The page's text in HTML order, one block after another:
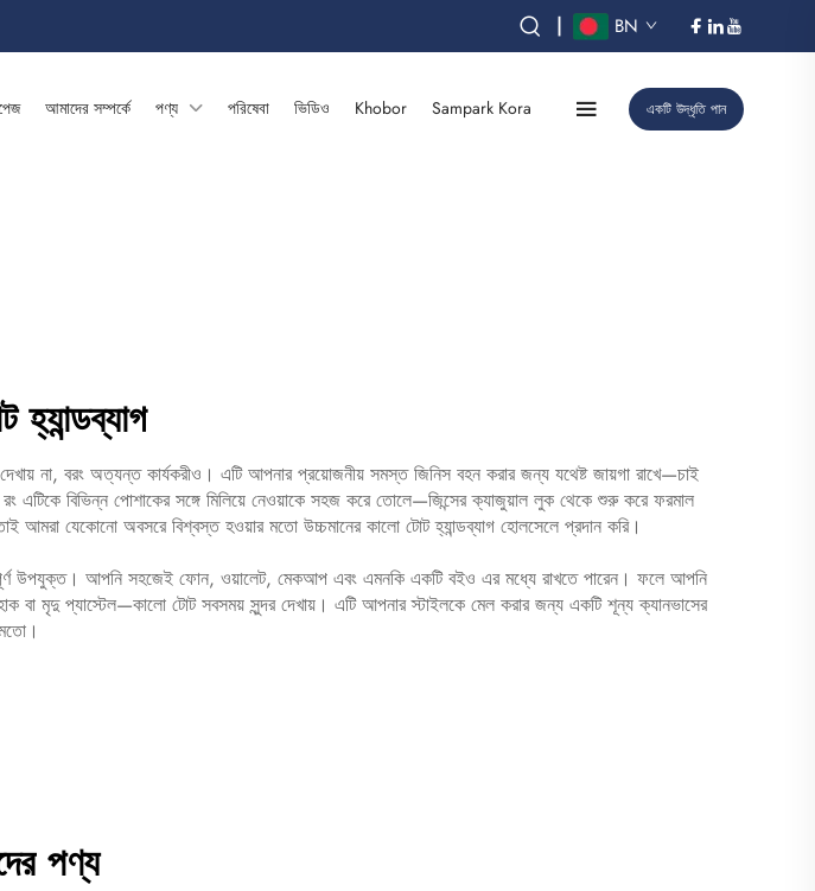
| BN
আমাদের সম্পর্কে পণ্য পরিষেবা ভিডিও Khobor Sampark Kora একটি উদ্ধৃতি পান
না, বরং অত্যন্ত কার্যকরীও। এটি আপনার প্রয়োজনীয় সমস্ত জিনিস বহন করার জন্য যথেষ্ট জায়গা রাখে—চাই
এটিকে বিভিন্ন পোশাকের সঙ্গে মিলিয়ে নেওয়াকে সহজ করে তোলে—জিন্সের ক্যাজুয়াল লুক থেকে শুরু করে ফরমাল
আমরা যেকোনো অবসরে বিশ্বস্ত হওয়ার মতো উচ্চমানের কালো টোট হ্যান্ডব্যাগ হোলসেলে প্রদান করি।
পূর্ণ উপযুক্ত। আপনি সহজেই ফোন, ওয়ালেট, মেকআপ এবং এমনকি একটি বইও এর মধ্যে রাখতে পারেন। ফলে আপনি
বা মৃদু প্যাস্টেল—কালো টোট সবসময় সুন্দর দেখায়। এটি আপনার স্টাইলকে মেল করার জন্য একটি শূন্য ক্যানভাসের
পণ্য